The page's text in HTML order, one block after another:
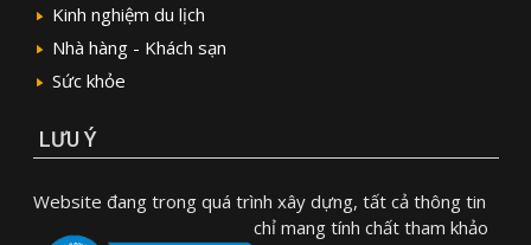
Kinh nghiệm du lịch
Nhà hàng - Khách sạn
Sức khỏe
LƯU Ý
Website đang trong quá trình xây dựng, tất cả thông tin
chỉ mang tính chất tham khảo